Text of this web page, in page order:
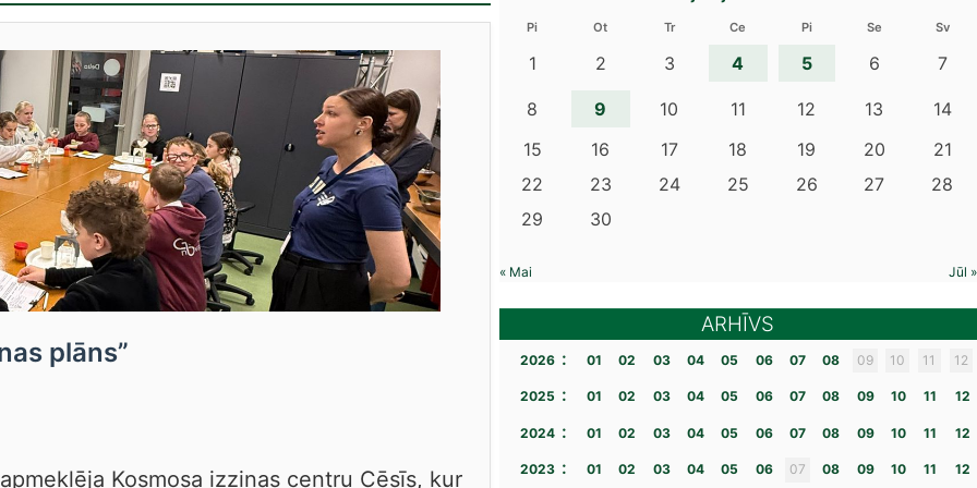
plāns”
Kosmosa izziņas centru Cēsīs, kur
Pi Ot Tr Ce Pi Se Sv
1 2 3 4 5 6 7
8 9 10 11 12 13
14
15
16 17 18 19 20
21
22
23 24 25 26 27
28
29
30
« Mai Jūl »
ARHĪVS
2026 : 01 02 03 04 05 06 07 08 09 10 11 12
2025 : 01 02 03 04 05 06 07 08 09 10 11 12
2024 : 01 02 03 04 05 06 07 08 09 10 11 12
2023 : 01 02 03 04 05 06 07 08 09 10 11 12